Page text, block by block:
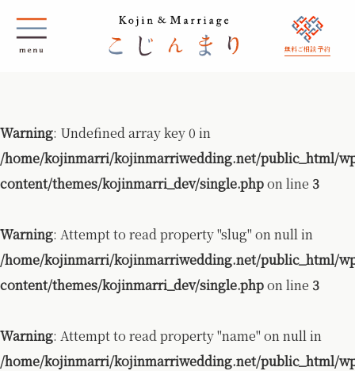
無料ご相談 予約
Warning: Undefined array key 0 in
/home/kojinmarri/kojinmarriwedding.net/public_html/
content/themes/kojinmarri_dev/single.phpon line 3
Warning: Attempt to read property "slug" on null in
/home/kojinmarri/kojinmarriwedding.net/public_html/
content/themes/kojinmarri_dev/single.phpon line 3
Warning: Attempt to read property "name" on null in
/home/kojinmarri/kojinmarriwedding.net/public_html/